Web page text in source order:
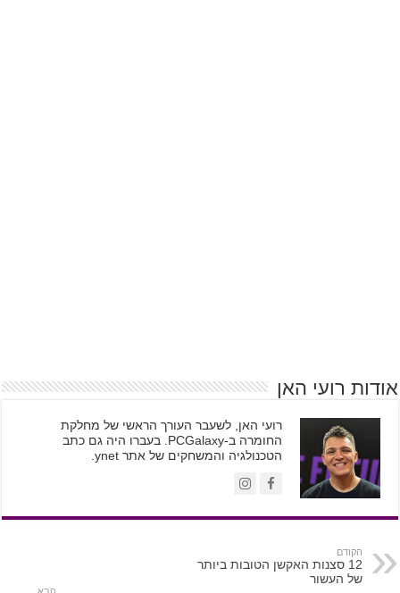
אודות רועי האן
רועי האן, לשעבר העורך הראשי של מחלקת
החומרה ב-PCGalaxy. בעברו היה גם כתב
הטכנולגיה והמשחקים של אתר ynet.
הקודם
12 סצנות האקשן הטובות ביותר
של העשור